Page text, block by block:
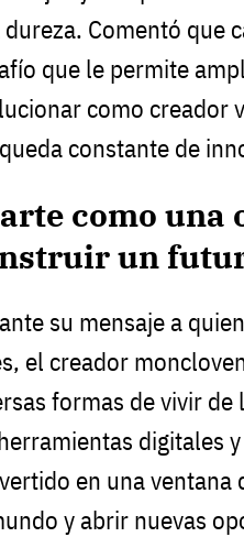
Comentó que
que le permite
como creador
constante de
como
un
su mensaje a
el creador
formas de vivir
digitales
en una
y abrir nuevas